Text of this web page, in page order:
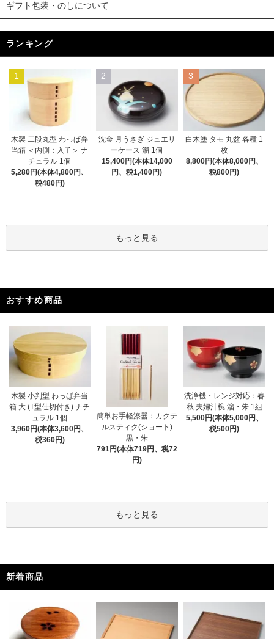
ギフト包装・のしについて
ランキング
1
木製 二段丸型 わっぱ弁
当箱 ＜内側：入子＞ ナ
チュラル 1個
5,280円(本体4,800円、
税480円)
2
沈金 月うさぎ ジュエリ
ーケース 溜 1個
15,400円(本体14,000
円、税1,400円)
3
白木塗 タモ 丸盆 各種 1
枚
8,800円(本体8,000円、
税800円)
もっと見る
おすすめ商品
木製 小判型 わっぱ弁当
箱 大 (T型仕切付き) ナチ
ュラル 1個
3,960円(本体3,600円、
税360円)
簡単お手軽漆器：カクテ
ルスティク(ショート)
黒・朱
791円(本体719円、税72
円)
洗浄機・レンジ対応：春
秋 夫婦汁椀 溜・朱 1組
5,500円(本体5,000円、
税500円)
もっと見る
新着商品